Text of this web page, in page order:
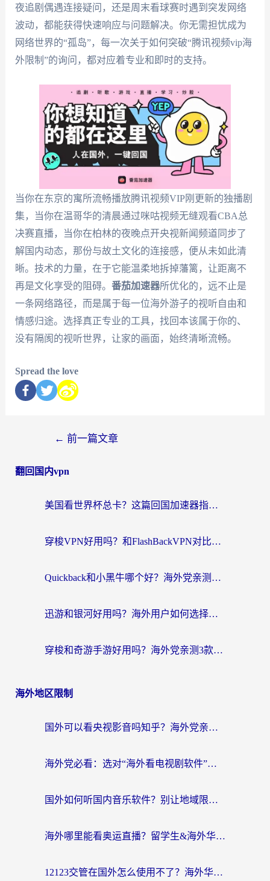
夜追剧偶遇连接疑问，还是周末看球赛时遇到突发网络
波动，都能获得快速响应与问题解决。你无需担忧成为
网络世界的“孤岛”，每一次关于如何突破“腾讯视频vip海
外限制”的询问，都对应着专业和即时的支持。
当你在东京的寓所流畅播放腾讯视频VIP刚更新的独播剧
集，当你在温哥华的清晨通过咪咕视频无缝观看CBA总
决赛直播，当你在柏林的夜晚点开央视新闻频道同步了
解国内动态，那份与故土文化的连接感，便从未如此清
晰。技术的力量，在于它能温柔地拆掉藩篱，让距离不
再是文化享受的阻碍。 番茄加速器所优化的，远不止是
一条网络路径，而是属于每一位海外游子的视听自由和
情感归途。选择真正专业的工具，找回本该属于你的、
没有隔阂的视听世界，让家的画面，始终清晰流畅。
Spread the love
← 前一篇文章
翻回国内vpn
美国看世界杯总卡？这篇回国加速器指南帮你无缝刷国内资源（附苹果手机VPN设置步骤）
穿梭VPN好用吗？和FlashBackVPN对比哪个回国效果更好？
Quickback和小黑牛哪个好？海外党亲测指南，选对回国加速器秒回国内
迅游和银河好用吗？海外用户如何选择回国加速器实现无缝访问国内资源
穿梭和奇游手游好用吗？海外党亲测3款回国加速器，附蜜蜂加速器七天试用攻略
海外地区限制
国外可以看央视影音吗知乎？海外党亲测有效的回国加速方案
海外党必看：选对“海外看电视剧软件”，再也不用愁国内剧刷不了
国外如何听国内音乐软件？别让地域限制，断了你的中文歌单
海外哪里能看奥运直播？留学生&海外华人必看的体育赛事观赛终极指南
12123交管在国外怎么使用不了？海外华人必看的无缝访问国内资源指南